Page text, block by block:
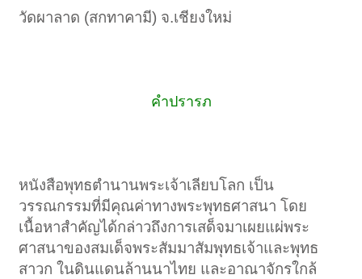
วัดผาลาด (สกทาคามี) จ.เชียงใหม่​
คำปรารภ
หนังสือพุทธตำนานพระเจ้าเลียบโลก เป็น
วรรณกรรมที่มีคุณค่าทางพระพุทธศาสนา โดย
เนื้อหาสำคัญได้กล่าวถึงการเสด็จมาเผยแผ่พระ
ศาสนาของสมเด็จพระสัมมาสัมพุทธเจ้าและพุทธ
สาวก ในดินแดนล้านนาไทย และอาณาจักรใกล้